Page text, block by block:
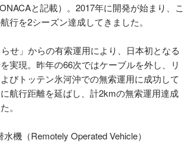
と記載）。2017年に開発が始まり、こ
行を2シーズン達成してきました。
せ」からの有索運用により、日本初となる
実現。昨年の66次ではケーブルを外し、リ
びトッテン氷河沖での無索運用に成功して
航行距離を延ばし、計2kmの無索運用達成
。
機（Remotely Operated Vehicle）